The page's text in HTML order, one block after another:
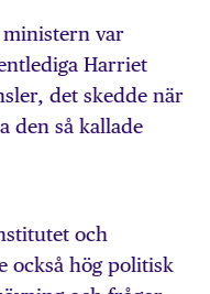
ministern var
Harriet
det skedde när
den så kallade
och
också hög politisk